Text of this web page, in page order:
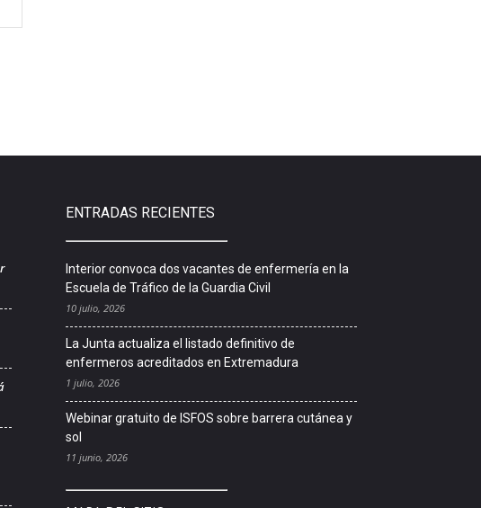
ENTRADAS RECIENTES
Interior convoca dos vacantes de enfermería en la
Escuela de Tráfico de la Guardia Civil
10 julio, 2026
La Junta actualiza el listado definitivo de
enfermeros acreditados en Extremadura
1 julio, 2026
Webinar gratuito de ISFOS sobre barrera cutánea y
sol
11 junio, 2026